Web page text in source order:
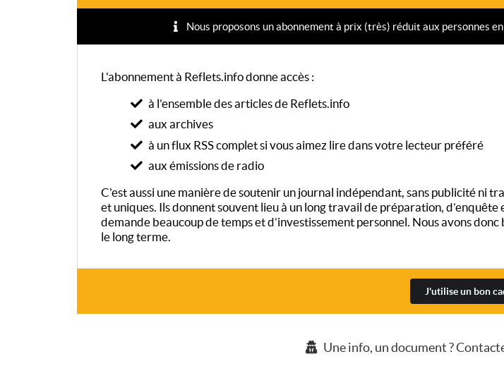
Nous proposons un abonnement à prix (très) réduit aux personnes
L'abonnement à Reflets.info donne accès :
à l'ensemble des articles de Reflets.info
aux archives
à un flux RSS complet si vous aimez lire dans votre lecteur préféré
aux émissions de radio
C'est aussi une manière de soutenir un journal indépendant, sans publicité ni
et uniques. Ils donnent souvent lieu à un long travail de préparation,
demande beaucoup de temps et d’investissement personnel. Nous avons
le long terme.
J'utilise un bon
Une info, un document ?